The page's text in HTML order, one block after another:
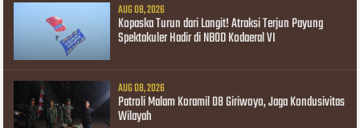
AUG 08, 2026
Kopaska Turun dari Langit! Atraksi Terjun Payung
Spektakuler Hadir di NBOD Kodaeral VI
AUG 08, 2026
Patroli Malam Koramil 08 Giriwoyo, Jaga Kondusivitas
Wilayah